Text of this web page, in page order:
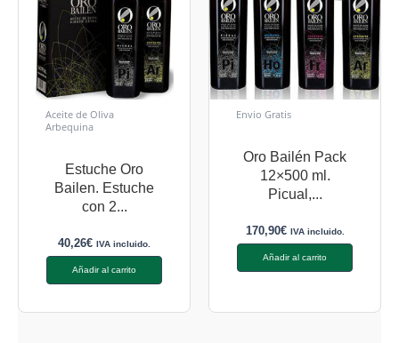
Aceite de Oliva
Arbequina
Estuche Oro
Bailen. Estuche
con 2...
40,26€ IVA incluido.
Añadir al carrito
Envio Gratis
Oro Bailén Pack
12×500 ml.
Picual,...
170,90€ IVA incluido.
Añadir al carrito